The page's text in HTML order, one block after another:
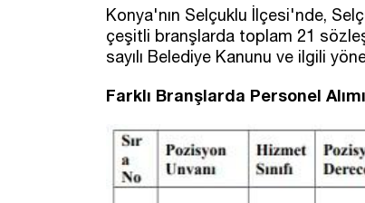
Konya'nın Selçuklu İlçesi'nde,
çeşitli branşlarda toplam 21
sayılı Belediye Kanunu ve ilgili
Farklı Branşlarda Personel Alımı